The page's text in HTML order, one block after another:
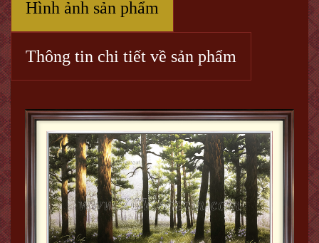
Hình ảnh sản phẩm
Thông tin chi tiết về sản phẩm